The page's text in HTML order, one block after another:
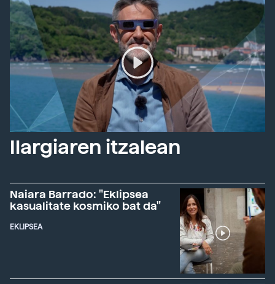
Ilargiaren itzalean
Naiara Barrado: "Eklipsea
kasualitate kosmiko bat da"
EKLIPSEA